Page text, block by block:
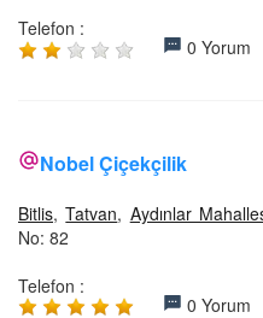
Telefon :
0
Nobel Çiçekçilik
Bitlis,Tatvan, Aydınlar
No: 82
Telefon :
0